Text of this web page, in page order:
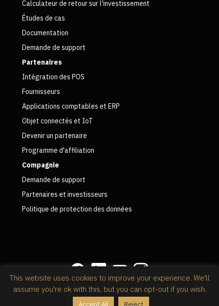
Calculateur de retour sur l'investissement
Études de cas
Documentation
Demande de support
Partenaires
Intégration des POS
Fournisseurs
Applications comptables et ERP
Objet connectés et IoT
Devenir un partenaire
Programme d'affiliation
Compagnie
Demande de support
Partenaires et investisseurs
Politique de protection des données
Politique de confidentialité
This website uses cookies to improve your experience. We'll
assume you're ok with this, but you can opt-out if you wish.
Accept All Reject